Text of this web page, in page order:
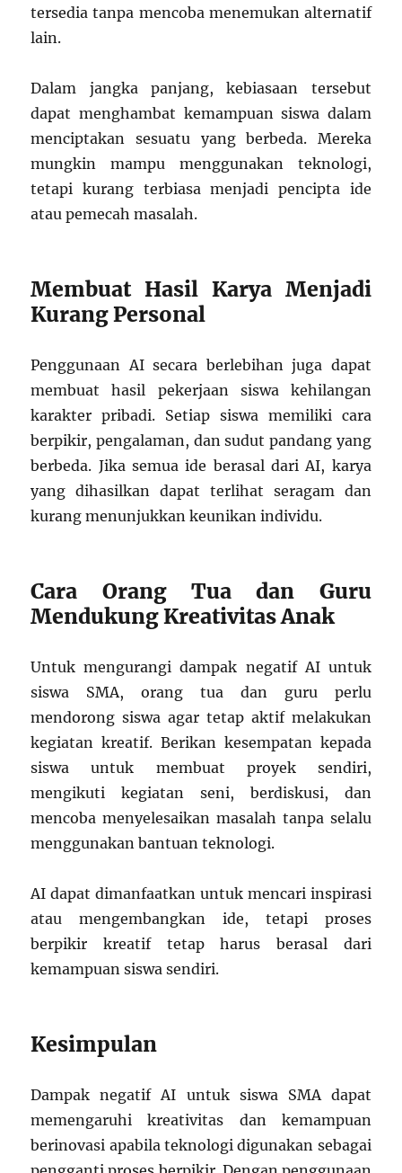
tersedia tanpa mencoba menemukan alternatif
lain.
Dalam jangka panjang, kebiasaan tersebut
dapat menghambat kemampuan siswa dalam
menciptakan sesuatu yang berbeda. Mereka
mungkin mampu menggunakan teknologi,
tetapi kurang terbiasa menjadi pencipta ide
atau pemecah masalah.
Membuat Hasil Karya Menjadi
Kurang Personal
Penggunaan AI secara berlebihan juga dapat
membuat hasil pekerjaan siswa kehilangan
karakter pribadi. Setiap siswa memiliki cara
berpikir, pengalaman, dan sudut pandang yang
berbeda. Jika semua ide berasal dari AI, karya
yang dihasilkan dapat terlihat seragam dan
kurang menunjukkan keunikan individu.
Cara Orang Tua dan Guru
Mendukung Kreativitas Anak
Untuk mengurangi dampak negatif AI untuk
siswa SMA, orang tua dan guru perlu
mendorong siswa agar tetap aktif melakukan
kegiatan kreatif. Berikan kesempatan kepada
siswa untuk membuat proyek sendiri,
mengikuti kegiatan seni, berdiskusi, dan
mencoba menyelesaikan masalah tanpa selalu
menggunakan bantuan teknologi.
AI dapat dimanfaatkan untuk mencari inspirasi
atau mengembangkan ide, tetapi proses
berpikir kreatif tetap harus berasal dari
kemampuan siswa sendiri.
Kesimpulan
Dampak negatif AI untuk siswa SMA dapat
memengaruhi kreativitas dan kemampuan
berinovasi apabila teknologi digunakan sebagai